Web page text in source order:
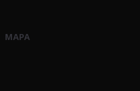
MAPA